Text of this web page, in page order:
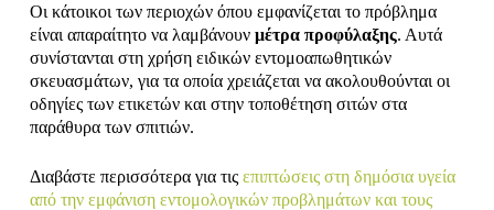
Οι κάτοικοι των περιοχών όπου εμφανίζεται το πρόβλημα
είναι απαραίτητο να λαμβάνουν μέτρα προφύλαξης. Αυτά
συνίστανται στη χρήση ειδικών εντομοαπωθητικών
σκευασμάτων, για τα οποία χρειάζεται να ακολουθούνται οι
οδηγίες των ετικετών και στην τοποθέτηση σιτών στα
παράθυρα των σπιτιών.
Διαβάστε περισσότερα για τις επιπτώσεις στη δημόσια υγεία
από την εμφάνιση εντομολογικών προβλημάτων και τους